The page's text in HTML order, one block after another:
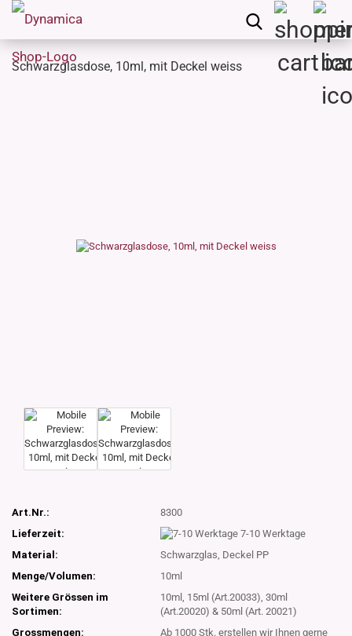
Schwarzglasdose, 10ml, mit Deckel weiss
Art.Nr.:
8300
Lieferzeit:
7-10 Werktage
Material:
Schwarzglas, Deckel PP
Menge/Volumen:
10ml
Weitere Grössen im
Sortimen:
10ml, 15ml (Art.20033), 30ml
(Art.20020) & 50ml (Art. 20021)
Grossmengen:
Ab 1000 Stk. erstellen wir Ihnen gerne